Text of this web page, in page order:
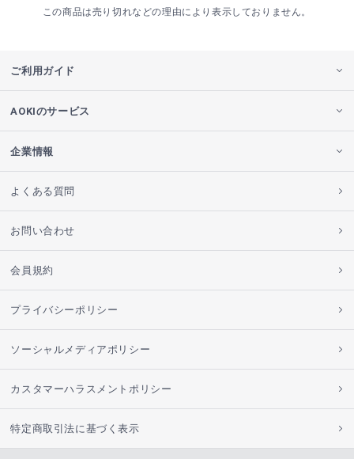
この商品は売り切れなどの理由により表示しておりません。
ご利用ガイド
AOKIのサービス
企業情報
よくある質問
お問い合わせ
会員規約
プライバシーポリシー
ソーシャルメディアポリシー
カスタマーハラスメントポリシー
特定商取引法に基づく表示